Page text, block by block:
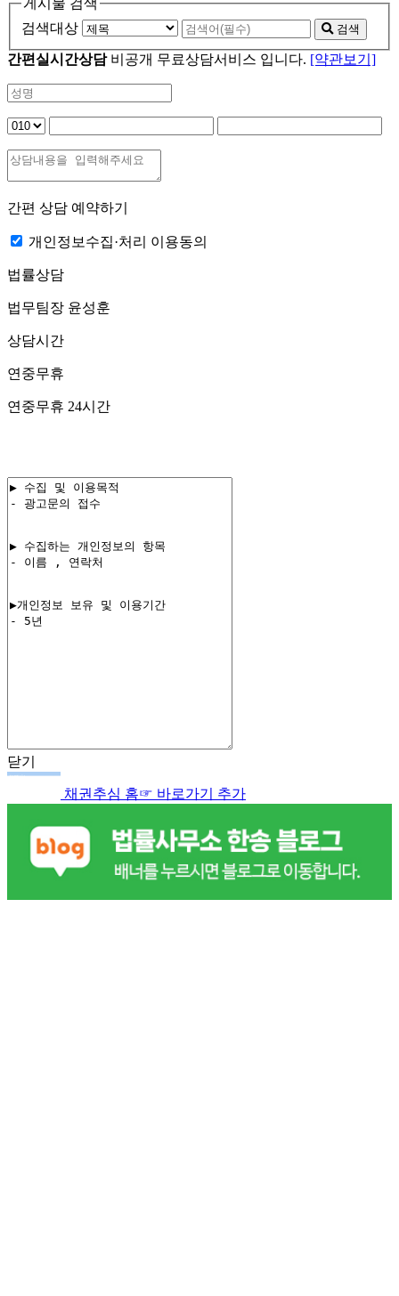
게시물 검색
검색대상
검색
간편실시간상담 비공개 무료상담서비스 입니다. [약관보기]
간편 상담 예약하기
개인정보수집·처리 이용동의
법률상담
법무팀장 윤성훈
상담시간
연중무휴
연중무휴 24시간
닫기
채권추심 홈☞ 바로가기 추가